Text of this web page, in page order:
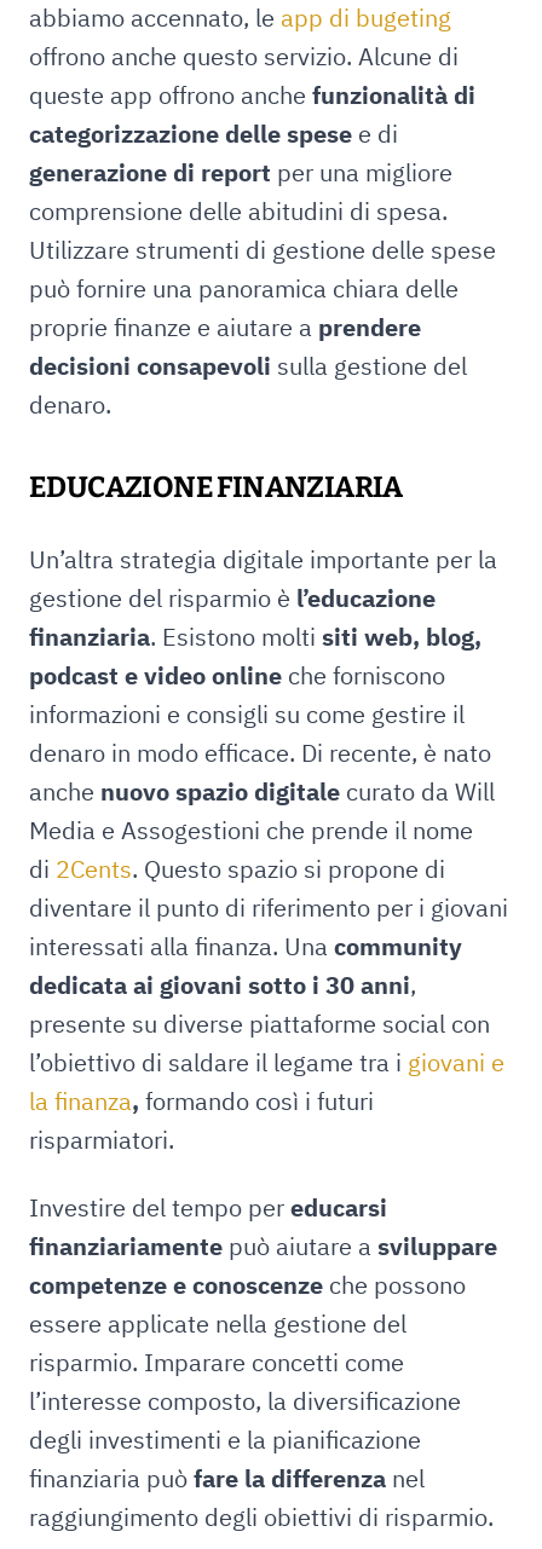
abbiamo accennato, le app di bugeting
offrono anche questo servizio. Alcune di
queste app offrono anche funzionalità di
categorizzazione delle spese e di
generazione di report per una migliore
comprensione delle abitudini di spesa.
Utilizzare strumenti di gestione delle spese
può fornire una panoramica chiara delle
proprie finanze e aiutare a prendere
decisioni consapevoli sulla gestione del
denaro.
EDUCAZIONE FINANZIARIA
Un’altra strategia digitale importante per la
gestione del risparmio è l’educazione
finanziaria. Esistono molti siti web, blog,
podcast e video online che forniscono
informazioni e consigli su come gestire il
denaro in modo efficace. Di recente, è nato
anche nuovo spazio digitale curato da Will
Media e Assogestioni che prende il nome
di 2Cents. Questo spazio si propone di
diventare il punto di riferimento per i giovani
interessati alla finanza. Una community
dedicata ai giovani sotto i 30 anni,
presente su diverse piattaforme social con
l’obiettivo di saldare il legame tra i giovani e
la finanza, formando così i futuri
risparmiatori.
Investire del tempo pereducarsi
finanziariamente può aiutare a sviluppare
competenze e conoscenze che possono
essere applicate nella gestione del
risparmio. Imparare concetti come
l’interesse composto, la diversificazione
degli investimenti e la pianificazione
finanziaria puòfare la differenza nel
raggiungimento degli obiettivi di risparmio.